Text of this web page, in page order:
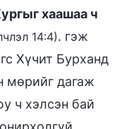
хаашаа ч
14:4). гэж
Хүчит Бурханд
мөрийг дагаж
ч хэлсэн бай